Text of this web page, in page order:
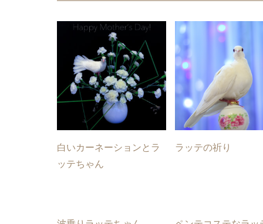
白いカーネーションとラ
ッテちゃん
ラッテの祈り